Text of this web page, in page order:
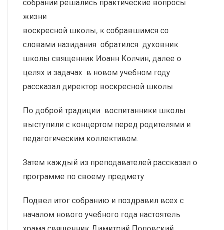
собрании решались практические вопросы
жизни
воскресной школы, к собравшимся со
словами назидания обратился духовник
школы священник Иоанн Колчин, далее о
целях и задачах в новом учебном году
рассказал директор воскресной школы.
По доброй традиции воспитанники школы
выступили с концертом перед родителями и
педагогическим коллективом.
Затем каждый из преподавателей рассказал о
программе по своему предмету.
Подвел итог собранию и поздравил всех с
началом нового учебного года настоятель